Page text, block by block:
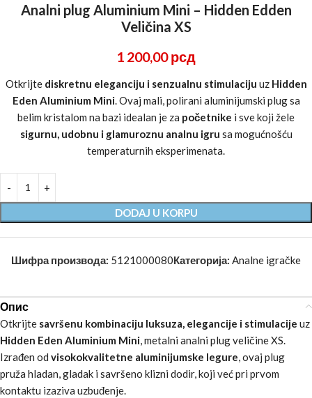
Analni plug Aluminium Mini – Hidden Edden
Veličina XS
1 200,00рсд
Otkrijte diskretnu eleganciju i senzualnu stimulaciju uz Hidden
Eden Aluminium Mini. Ovaj mali, polirani aluminijumski plug sa
belim kristalom na bazi idealan je za početnike i sve koji žele
sigurnu, udobnu i glamuroznu analnu igru sa mogućnošću
temperaturnih eksperimenata.
DODAJ U KORPU
Шифра производа: 5121000080Категорија: Analne igračke
Опис
Otkrijte savršenu kombinaciju luksuza, elegancije i stimulacije uz
Hidden Eden Aluminium Mini, metalni analni plug veličine XS.
Izrađen od visokokvalitetne aluminijumske legure, ovaj plug
pruža hladan, gladak i savršeno klizni dodir, koji već pri prvom
kontaktu izaziva uzbuđenje.